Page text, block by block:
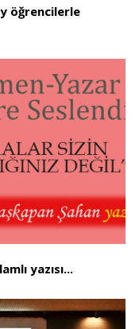
öğrencilerle
yazısı...